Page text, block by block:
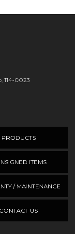
114-0023
PRODUCTS
ITEMS
/ MAINTENANCE
CONTACT US